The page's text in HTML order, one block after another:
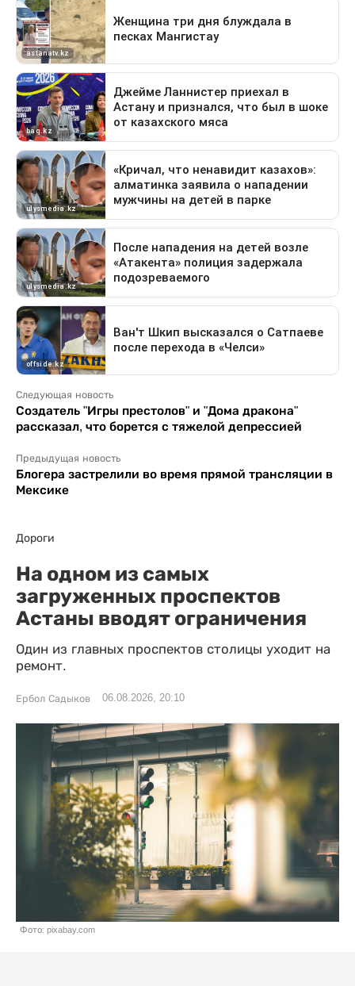
Следующая новость
Создатель "Игры престолов" и "Дома дракона"
рассказал, что борется с тяжелой депрессией
Предыдущая новость
Блогера застрелили во время прямой трансляции в
Мексике
Дороги
На одном из самых
загруженных проспектов
Астаны вводят ограничения
Один из главных проспектов столицы уходит на
ремонт.
Ербол Садыков 06.08.2026, 20:10
Фото: pixabay.com